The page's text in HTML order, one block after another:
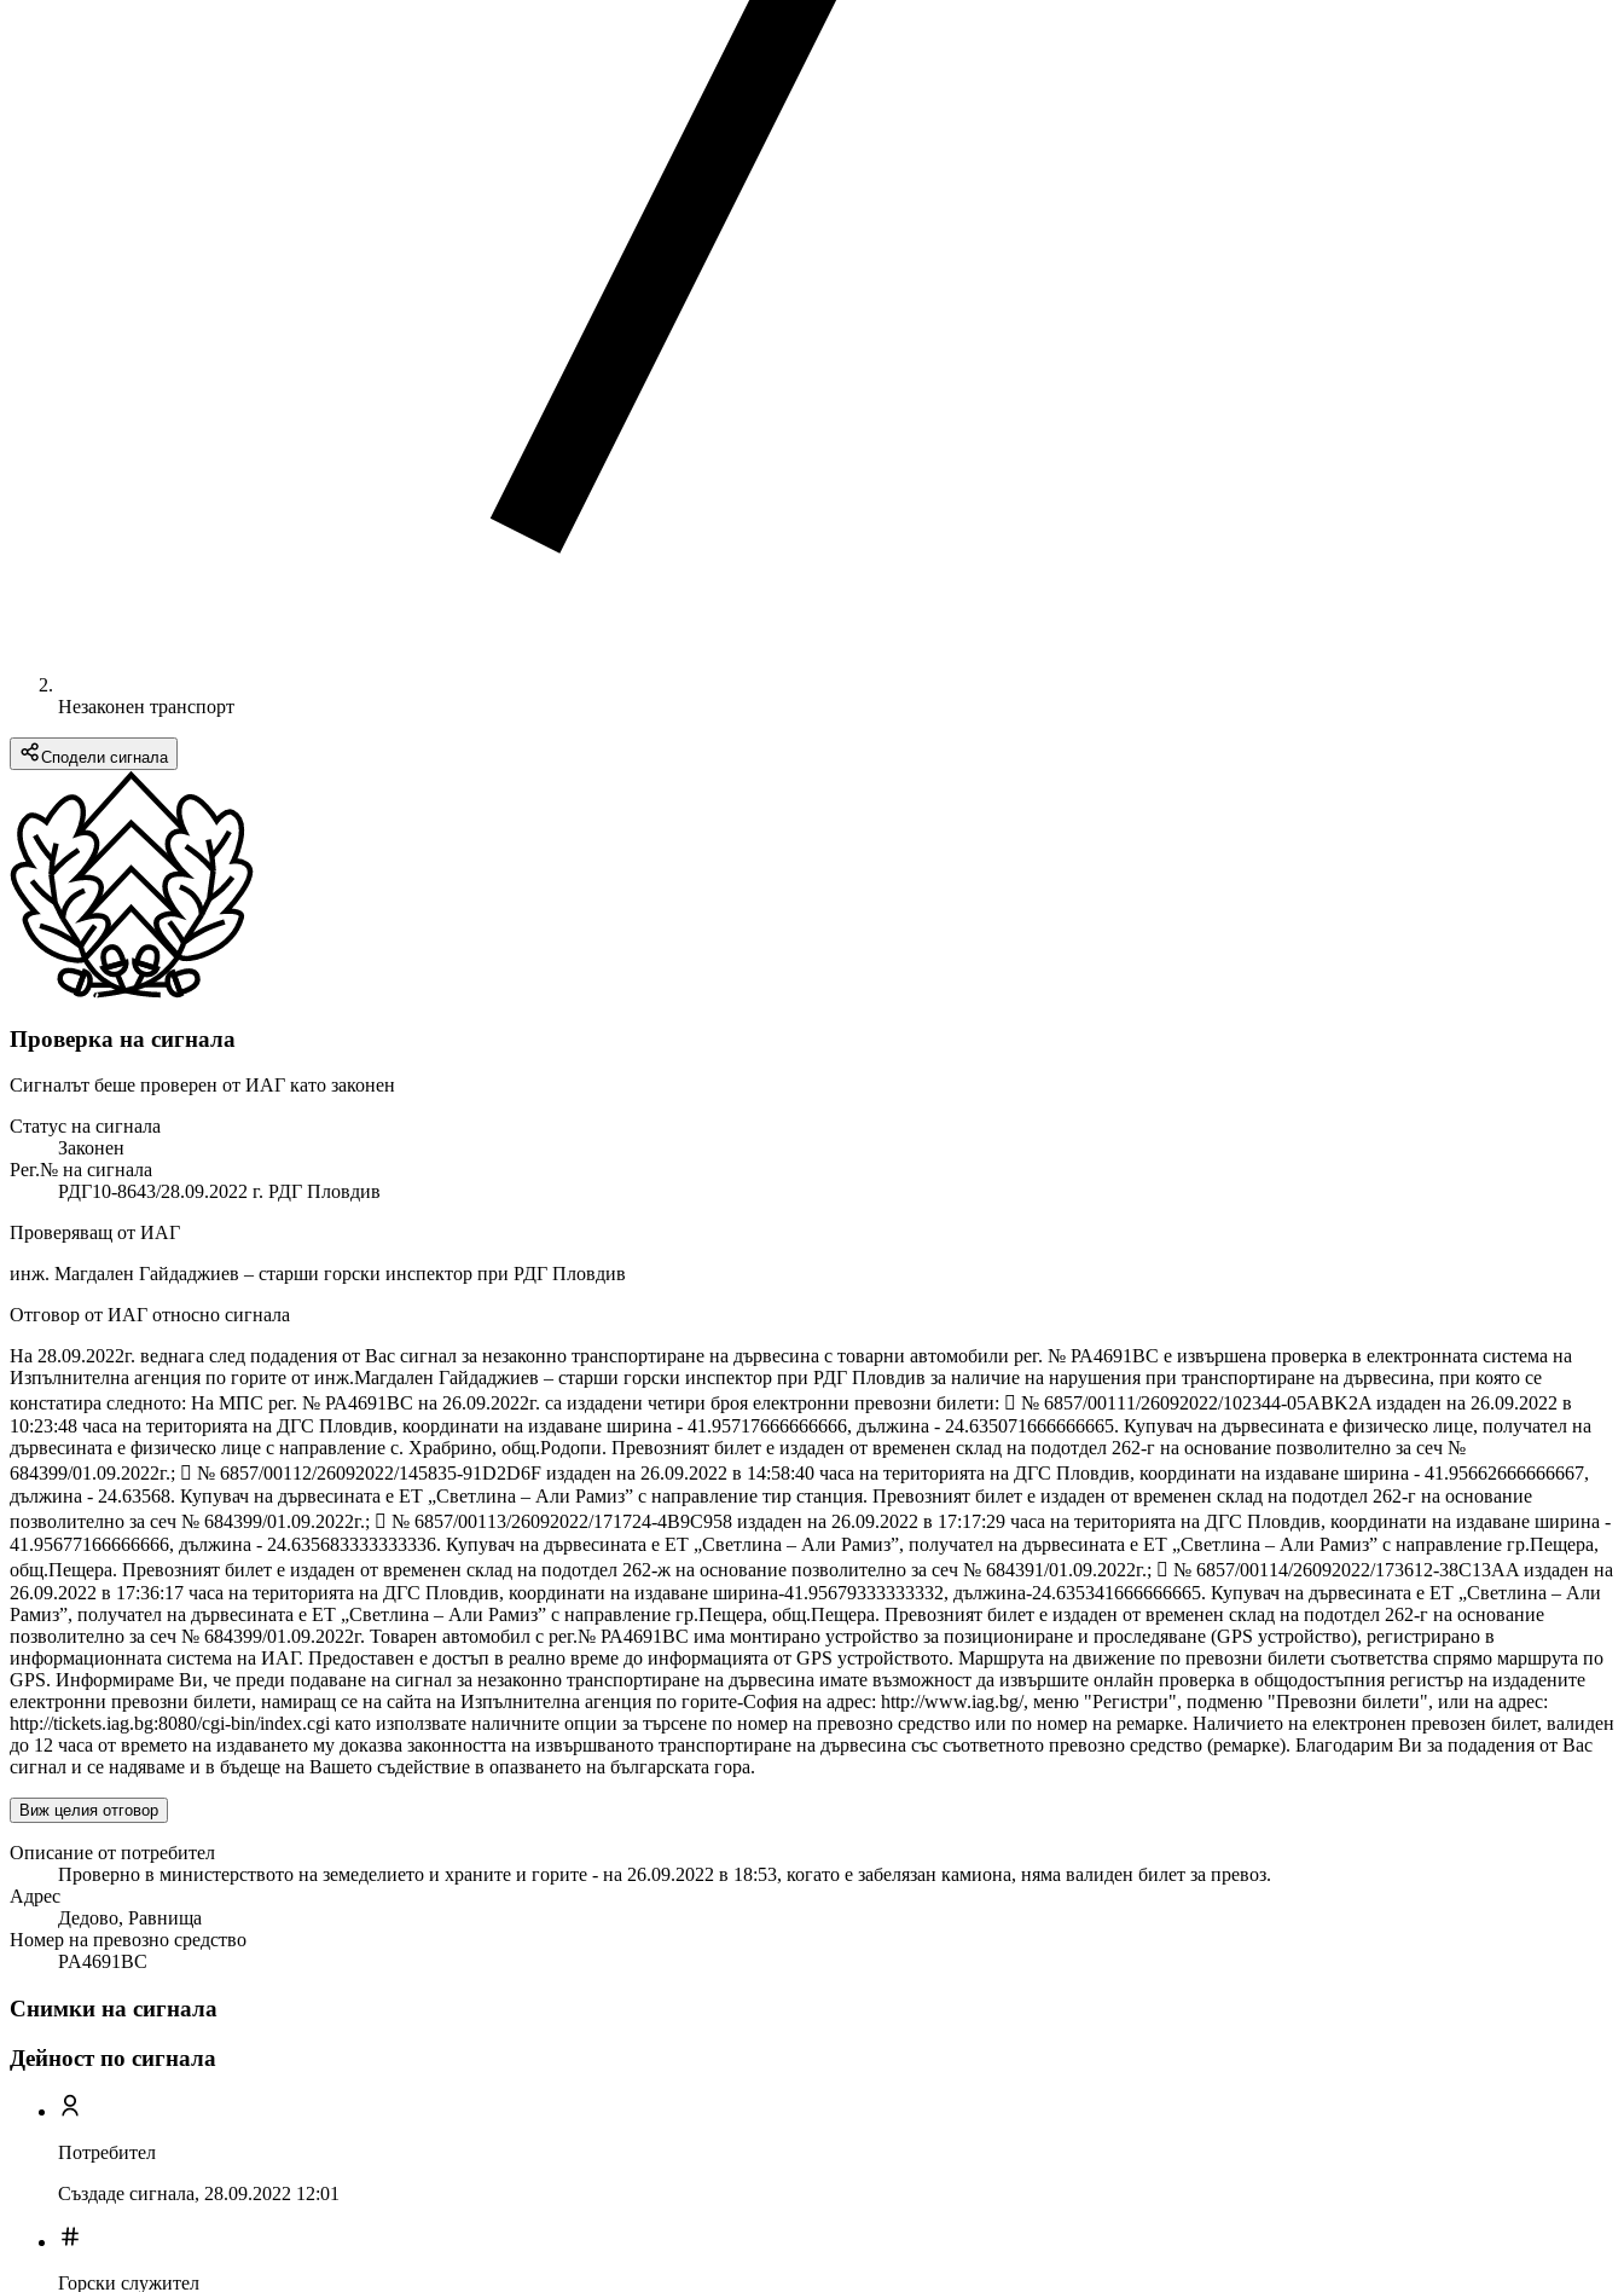
Незаконен транспорт
Сподели сигнала
Проверка на сигнала
Сигналът беше проверен от ИАГ като законен
Статус на сигнала
Законен
Рег.№ на сигнала
РДГ10-8643/28.09.2022 г. РДГ Пловдив
Проверяващ от ИАГ
инж. Магдален Гайдаджиев – старши горски инспектор при РДГ Пловдив
Отговор от ИАГ относно сигнала
На 28.09.2022г. веднага след подадения от Вас сигнал за незаконно транспортиране на дървесина с товарни автомобили рег. № РА4691ВС е извършена проверка в електронната система на
Изпълнителна агенция по горите от инж.Магдален Гайдаджиев – старши горски инспектор при РДГ Пловдив за наличие на нарушения при транспортиране на дървесина, при която се
констатира следното: На МПС рег. № РА4691ВС на 26.09.2022г. са издадени четири броя електронни превозни билети:  № 6857/00111/26092022/102344-05ABK2A издаден на 26.09.2022 в
10:23:48 часа на територията на ДГС Пловдив, координати на издаване ширина - 41.95717666666666, дължина - 24.635071666666665. Купувач на дървесината е физическо лице, получател на
дървесината е физическо лице с направление с. Храбрино, общ.Родопи. Превозният билет е издаден от временен склад на подотдел 262-г на основание позволително за сеч №
684399/01.09.2022г.;  № 6857/00112/26092022/145835-91D2D6F издаден на 26.09.2022 в 14:58:40 часа на територията на ДГС Пловдив, координати на издаване ширина - 41.95662666666667,
дължина - 24.63568. Купувач на дървесината е ЕТ „Светлина – Али Рамиз” с направление тир станция. Превозният билет е издаден от временен склад на подотдел 262-г на основание
позволително за сеч № 684399/01.09.2022г.;  № 6857/00113/26092022/171724-4B9C958 издаден на 26.09.2022 в 17:17:29 часа на територията на ДГС Пловдив, координати на издаване ширина -
41.95677166666666, дължина - 24.635683333333336. Купувач на дървесината е ЕТ „Светлина – Али Рамиз”, получател на дървесината е ЕТ „Светлина – Али Рамиз” с направление гр.Пещера,
общ.Пещера. Превозният билет е издаден от временен склад на подотдел 262-ж на основание позволително за сеч № 684391/01.09.2022г.;  № 6857/00114/26092022/173612-38C13AA издаден на
26.09.2022 в 17:36:17 часа на територията на ДГС Пловдив, координати на издаване ширина-41.95679333333332, дължина-24.635341666666665. Купувач на дървесината е ЕТ „Светлина – Али
Рамиз”, получател на дървесината е ЕТ „Светлина – Али Рамиз” с направление гр.Пещера, общ.Пещера. Превозният билет е издаден от временен склад на подотдел 262-г на основание
позволително за сеч № 684399/01.09.2022г. Товарен автомобил с рег.№ РА4691ВС има монтирано устройство за позициониране и проследяване (GPS устройство), регистрирано в
информационната система на ИАГ. Предоставен е достъп в реално време до информацията от GPS устройството. Маршрута на движение по превозни билети съответства спрямо маршрута по
GPS. Информираме Ви, че преди подаване на сигнал за незаконно транспортиране на дървесина имате възможност да извършите онлайн проверка в общодостъпния регистър на издадените
електронни превозни билети, намиращ се на сайта на Изпълнителна агенция по горите-София на адрес: http://www.iag.bg/, меню "Регистри", подменю "Превозни билети", или на адрес:
http://tickets.iag.bg:8080/cgi-bin/index.cgi като използвате наличните опции за търсене по номер на превозно средство или по номер на ремарке. Наличието на електронен превозен билет, валиден
до 12 часа от времето на издаването му доказва законността на извършваното транспортиране на дървесина със съответното превозно средство (ремарке). Благодарим Ви за подадения от Вас
сигнал и се надяваме и в бъдеще на Вашето съдействие в опазването на българската гора.
Виж целия отговор
Описание от потребител
Проверно в министерството на земеделието и храните и горите - на 26.09.2022 в 18:53, когато е забелязан камиона, няма валиден билет за превоз.
Адрес
Дедово, Равнища
Номер на превозно средство
PA4691BC
Снимки на сигнала
Дейност по сигнала
Потребител
Създаде сигнала, 28.09.2022 12:01
Горски служител